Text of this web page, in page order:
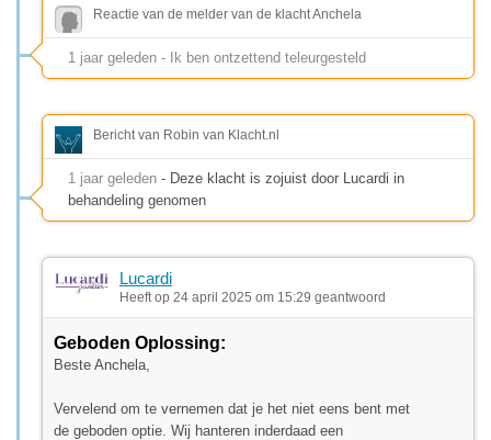
Reactie van de melder van de klacht Anchela
1 jaar geleden - Ik ben ontzettend teleurgesteld
Bericht van Robin van Klacht.nl
1 jaar geleden - Deze klacht is zojuist door Lucardi in
behandeling genomen
Lucardi
Heeft op 24 april 2025 om 15:29 geantwoord
Geboden Oplossing:
Beste Anchela,
Vervelend om te vernemen dat je het niet eens bent met
de geboden optie. Wij hanteren inderdaad een